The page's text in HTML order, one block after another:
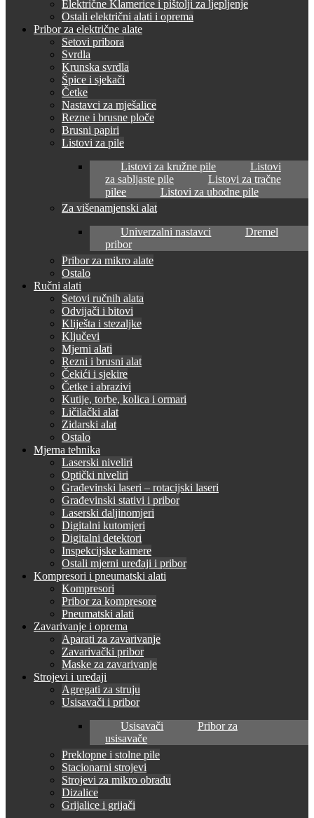
Električne Klamerice i pištolji za ljepljenje
Ostali električni alati i oprema
Pribor za električne alate
Setovi pribora
Svrdla
Krunska svrdla
Špice i sjekači
Četke
Nastavci za mješalice
Rezne i brusne ploče
Brusni papiri
Listovi za pile
Listovi za kružne pile
Listovi
za sabljaste pile
Listovi za tračne
pilee
Listovi za ubodne pile
Za višenamjenski alat
Univerzalni nastavci
Dremel
pribor
Pribor za mikro alate
Ostalo
Ručni alati
Setovi ručnih alata
Odvijači i bitovi
Kliješta i stezaljke
Ključevi
Mjerni alati
Rezni i brusni alat
Čekići i sjekire
Četke i abrazivi
Kutije, torbe, kolica i ormari
Ličilački alat
Zidarski alat
Ostalo
Mjerna tehnika
Laserski niveliri
Optički niveliri
Građevinski laseri – rotacijski laseri
Građevinski stativi i pribor
Laserski daljinomjeri
Digitalni kutomjeri
Digitalni detektori
Inspekcijske kamere
Ostali mjerni uređaji i pribor
Kompresori i pneumatski alati
Kompresori
Pribor za kompresore
Pneumatski alati
Zavarivanje i oprema
Aparati za zavarivanje
Zavarivački pribor
Maske za zavarivanje
Strojevi i uređaji
Agregati za struju
Usisavači i pribor
Usisavači
Pribor za
usisavače
Preklopne i stolne pile
Stacionarni strojevi
Strojevi za mikro obradu
Dizalice
Grijalice i grijači